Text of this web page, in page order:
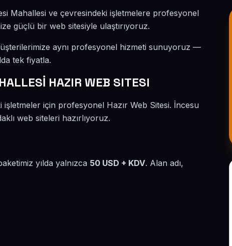
Mahallesi ve çevresindeki işletmelere profesyonel
güçlü bir web sitesiyle ulaştırıyoruz.
aynı profesyonel hizmeti sunuyoruz —
tek fiyatla.
HAZIR WEB SITESI
için profesyonel Hazır Web Sitesi. İncesu
web siteleri hazırlıyoruz.
yılda yalnızca 50 USD + KDV. Alan adı,